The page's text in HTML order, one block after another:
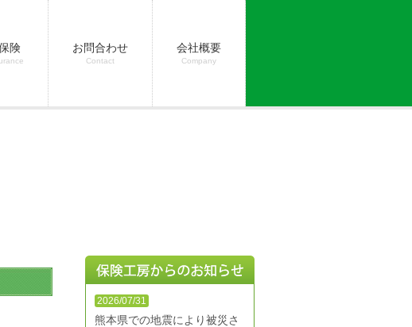
険 お問合わせ
Contact
会社概要
Company
2026/07/31
熊本県での地震により被災さ